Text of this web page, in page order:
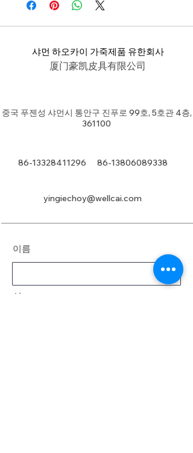
샤먼 하오카이 가죽제품 유한회사
厦门豪凯皮具有限公司
중국 푸젠성 샤먼시 통안구 진푸로 99호, 5호관 4층,
361100
86-13328411296 86-13806089338
yingiechoy@wellcai.com
이름
성